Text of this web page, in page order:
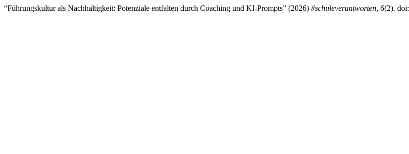
“Führungskultur als Nachhaltigkeit: Potenziale entfalten durch Coaching und KI-Prompts” (2026) #schuleverantworten, 6(2). doi: